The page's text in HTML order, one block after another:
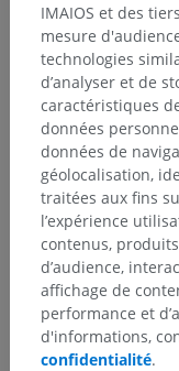
Traductions
Vous avez vu
N’hésitez pas à
traduction, une
IMAIOS et des
mesure
technologies
d’analyser et de
caractéristiques
données
données de
géolocalisation,
traitées aux fins
l’expérience
contenus,
d’audience,
affichage de
performance et
d'informations,
confidentialité.